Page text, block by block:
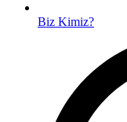
Biz Kimiz?